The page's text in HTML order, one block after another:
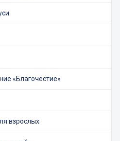
«Благочестие»
взрослых